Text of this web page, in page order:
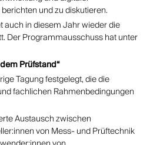
und zu diskutieren.
auch in diesem Jahr wieder die
Der Programmausschuss hat unter
Prüfstand“
Tagung festgelegt, die die
fachlichen Rahmenbedingungen
Austausch zwischen
von Mess- und Prüftechnik